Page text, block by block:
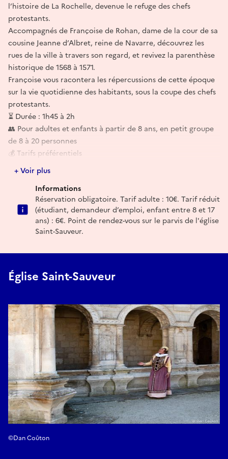
l’histoire de La Rochelle, devenue le refuge des chefs
protestants.
Accompagnés de Françoise de Rohan, dame de la cour de sa
cousine Jeanne d’Albret, reine de Navarre, découvrez les
rues de la ville à travers son regard, et revivez la parenthèse
historique de 1568 à 1571.
Françoise vous racontera les répercussions de cette époque
sur la vie quotidienne des habitants, sous la coupe des chefs
protestants.
⏳ Durée : 1h45 à 2h
👥 Pour adultes et enfants à partir de 8 ans, en petit groupe
de 8 à 20 personnes
💰 Tarifs préférentiels
📺 Découvrez un aperçu en vidéo :
Réserver
E-mail
resa@epoktour.fr
+ Voir plus
Informations
Réservation obligatoire. Tarif adulte : 10€. Tarif réduit
(étudiant, demandeur d’emploi, enfant entre 8 et 17
ans) : 6€. Point de rendez-vous sur le parvis de l'église
Saint-Sauveur.
Église Saint-Sauveur
©Dan Coûton